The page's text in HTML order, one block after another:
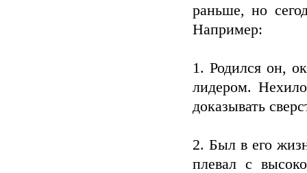
раньше, но
Например:
1. Родился он,
лидером.
доказывать
2. Был в его
плевал с